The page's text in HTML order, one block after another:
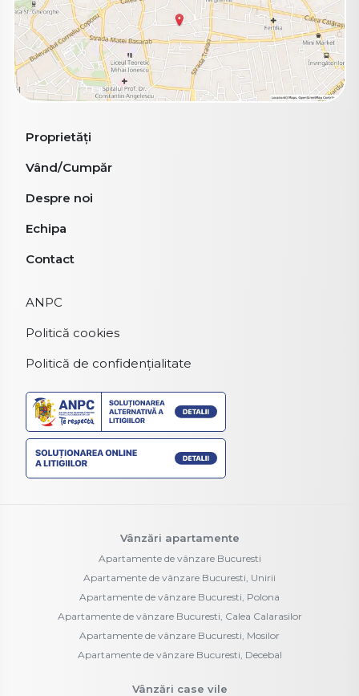
Proprietăți
Vând/Cumpăr
Despre noi
Echipa
Contact
ANPC
Politică cookies
Politică de confidențialitate
Vânzări apartamente
Apartamente de vânzare Bucuresti
Apartamente de vânzare Bucuresti, Unirii
Apartamente de vânzare Bucuresti, Polona
Apartamente de vânzare Bucuresti, Calea Calarasilor
Apartamente de vânzare Bucuresti, Mosilor
Apartamente de vânzare Bucuresti, Decebal
Vânzări case vile